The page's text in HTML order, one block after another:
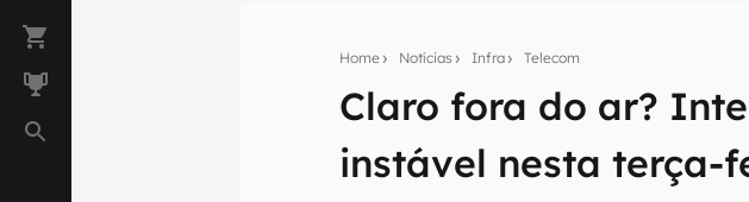
Home Notícias Infra Telecom
Claro fora do ar?
instável nesta terça-
Seu resumo inteligente do
Assine a newsletter do Canaltech e
mão.